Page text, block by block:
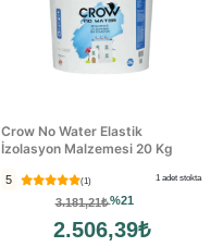
Crow No Water Elastik
İzolasyon Malzemesi 20 Kg
5 (1) 1 adet stokta
3.181,21₺%21
2.506,39₺